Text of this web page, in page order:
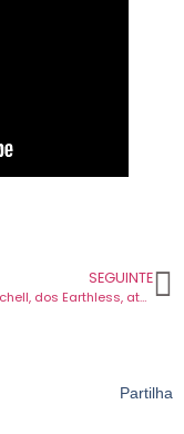
SEGUINTE
Isaiah Mitchell, dos Earthless, atua a solo em Caminha num concerto de entrada livre.
Partilha